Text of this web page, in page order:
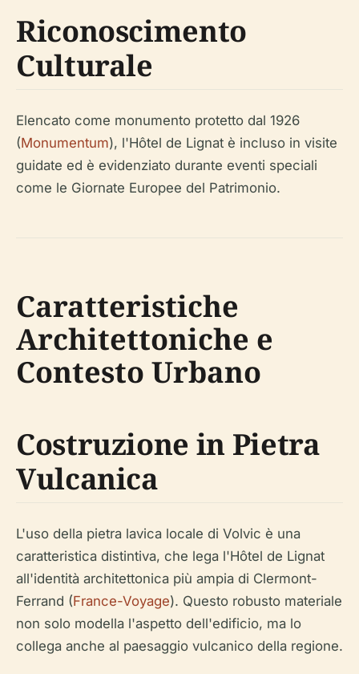
Riconoscimento
Culturale
Elencato come monumento protetto dal 1926
(Monumentum), l'Hôtel de Lignat è incluso in visite
guidate ed è evidenziato durante eventi speciali
come le Giornate Europee del Patrimonio.
Caratteristiche
Architettoniche e
Contesto Urbano
Costruzione in Pietra
Vulcanica
L'uso della pietra lavica locale di Volvic è una
caratteristica distintiva, che lega l'Hôtel de Lignat
all'identità architettonica più ampia di Clermont-
Ferrand (France-Voyage). Questo robusto materiale
non solo modella l'aspetto dell'edificio, ma lo
collega anche al paesaggio vulcanico della regione.